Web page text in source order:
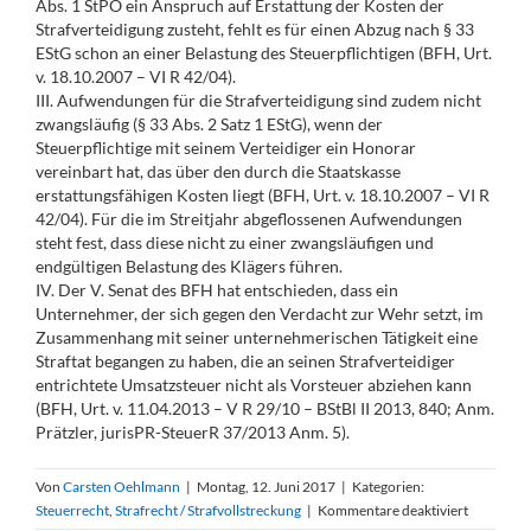
Abs. 1 StPO ein Anspruch auf Erstattung der Kosten der
Strafverteidigung zusteht, fehlt es für einen Abzug nach § 33
EStG schon an einer Belastung des Steuerpflichtigen (BFH, Urt.
v. 18.10.2007 – VI R 42/04).
III. Aufwendungen für die Strafverteidigung sind zudem nicht
zwangsläufig (§ 33 Abs. 2 Satz 1 EStG), wenn der
Steuerpflichtige mit seinem Verteidiger ein Honorar
vereinbart hat, das über den durch die Staatskasse
erstattungsfähigen Kosten liegt (BFH, Urt. v. 18.10.2007 – VI R
42/04). Für die im Streitjahr abgeflossenen Aufwendungen
steht fest, dass diese nicht zu einer zwangsläufigen und
endgültigen Belastung des Klägers führen.
IV. Der V. Senat des BFH hat entschieden, dass ein
Unternehmer, der sich gegen den Verdacht zur Wehr setzt, im
Zusammenhang mit seiner unternehmerischen Tätigkeit eine
Straftat begangen zu haben, die an seinen Strafverteidiger
entrichtete Umsatzsteuer nicht als Vorsteuer abziehen kann
(BFH, Urt. v. 11.04.2013 – V R 29/10 – BStBl II 2013, 840; Anm.
Prätzler, jurisPR-SteuerR 37/2013 Anm. 5).
Von Carsten Oehlmann | Montag, 12. Juni 2017 | Kategorien:
Steuerrecht Strafrecht / Strafvollstreckung | Kommentare deaktiviertfür